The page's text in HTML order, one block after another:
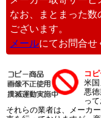
なお、まとまった数
ございます。
メールにてお問合せ
コ
米
悪
って
それらの業者は、メーカ